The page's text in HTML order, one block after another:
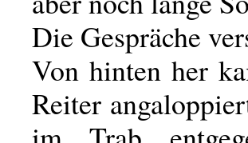
Die Gespräche
Von hinten her
Reiter